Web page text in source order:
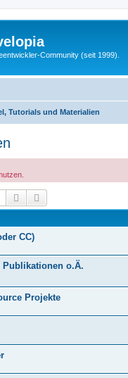
Community (seit 1999).
Tutorials und Materialien
Suche
CC)
o.Ä.
Projekte